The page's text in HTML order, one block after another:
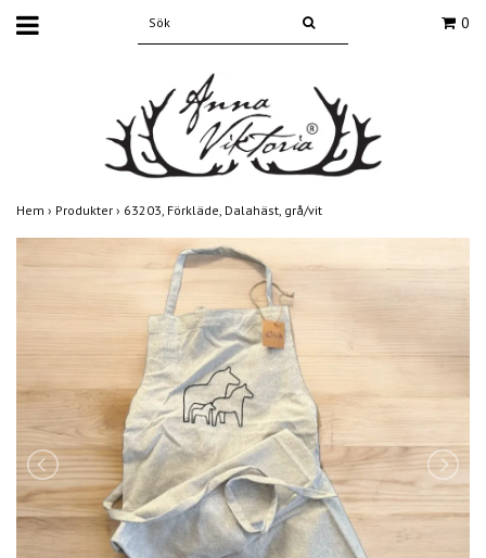
0
Hem › Produkter › 63203, Förkläde, Dalahäst, grå/vit